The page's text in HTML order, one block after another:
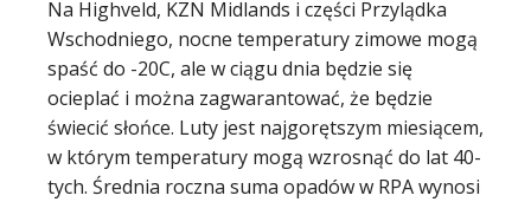
Na Highveld, KZN Midlands i części Przylądka
Wschodniego, nocne temperatury zimowe mogą
spaść do -20C, ale w ciągu dnia będzie się
ocieplać i można zagwarantować, że będzie
świecić słońce. Luty jest najgorętszym miesiącem,
w którym temperatury mogą wzrosnąć do lat 40-
tych. Średnia roczna suma opadów w RPA wynosi